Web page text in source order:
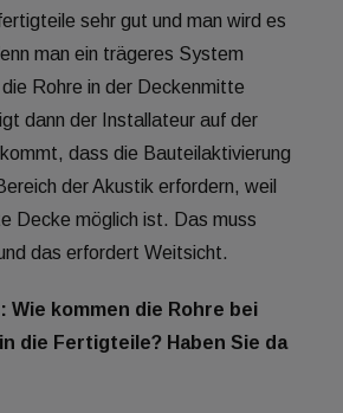
sehr gut und man wird es
man ein trägeres System
Rohre in der Deckenmitte
dann der Installateur auf der
dass die Bauteilaktivierung
der Akustik erfordern, weil
Decke möglich ist. Das muss
das erfordert Weitsicht.
Wie kommen die Rohre bei
in die Fertigteile? Haben Sie da